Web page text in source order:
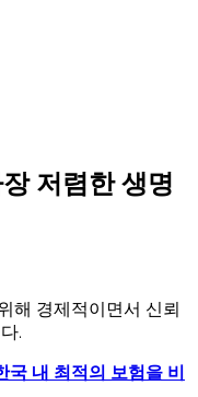
저렴한 생명
해 경제적이면서 신뢰
.
국 내 최적의 보험을 비